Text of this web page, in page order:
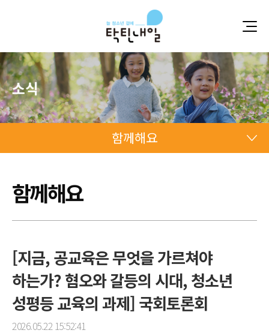
소식
함께해요
함께해요
함께해요
함께해요
[지금, 공교육은 무엇을 가르쳐야
하는가? 혐오와 갈등의 시대, 청소년
성평등 교육의 과제] 국회토론회
2026.05.22 15:52:41